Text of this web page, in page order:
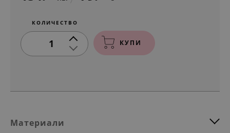
КОЛИЧЕСТВО
1 КУПИ
Материали